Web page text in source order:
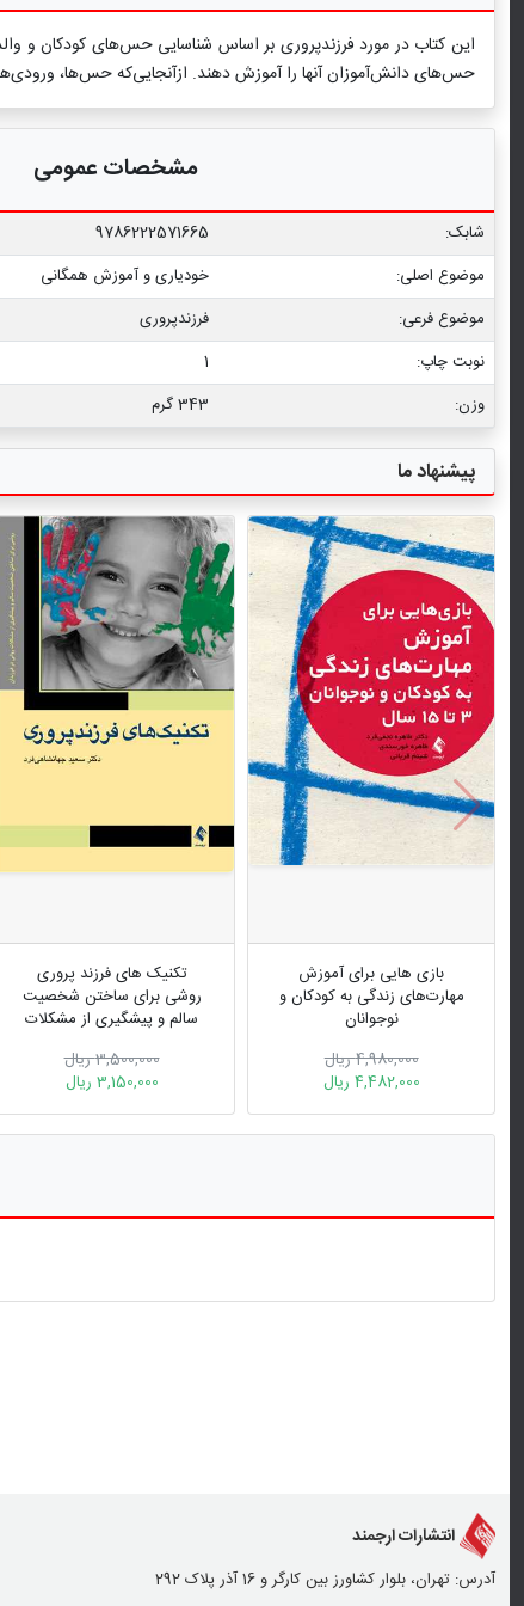
این کتاب در مورد فرزندپروری بر اساس شناسایی حس‌های کودکان و
حس‌های دانش‌آموزان آنها را آموزش دهند. ازآنجایی‌که حس‌ها،
مشخصات عمومی
شابک:
9786222571665
موضوع اصلی:
خودیاری و آموزش همگانی
موضوع فرعی:
فرزندپروری
نوبت چاپ:
1
وزن:
343 گرم
پیشنهاد ما
بازی هایی برای آموزش
مهارت‌های زندگی به کودکان و
نوجوانان
4,980,000 ریال
4,482,000 ریال
تکنیک های فرزند پروری
روشی برای ساختن شخصیت
سالم و پیشگیری از مشکلات
3,500,000 ریال
3,150,000 ریال
انتشارات ارجمند
آدرس: تهران، بلوار کشاورز بین کارگر و 16 آذر پلاک 292